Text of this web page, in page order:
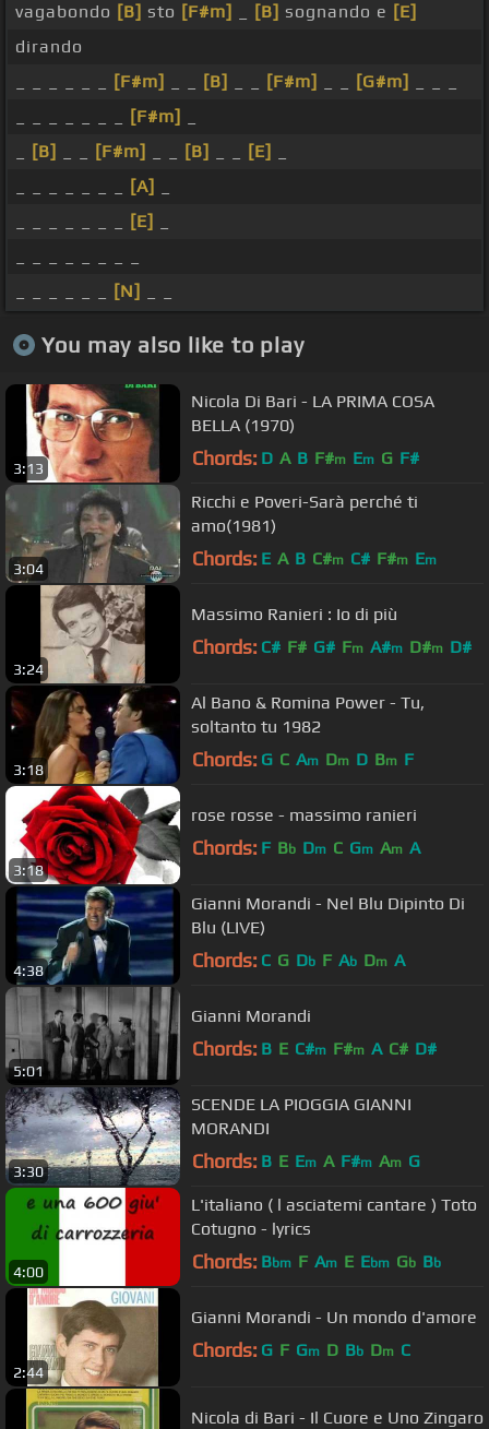
vagabondo [B] sto [F#m] [B] sognando e [E]
dirando
[F#m] [B] [F#m] [G#m]
[F#m]
[B] [F#m] [B] [E]
[A]
[E]
[N]
You may also like to play
3:13
Nicola Di Bari - LA PRIMA COSA
BELLA (1970)
Chords: D A B F#m Em G F#
3:04
Ricchi e Poveri-Sarà perché ti
amo(1981)
Chords: E A B C#m C# F#m Em
3:24
Massimo Ranieri : Io di più
Chords: C# F# G# Fm A#m D#m D#
3:18
Al Bano & Romina Power - Tu,
soltanto tu 1982
Chords: G C Am Dm D Bm F
3:18
rose rosse - massimo ranieri
Chords: F Bb Dm C Gm Am A
4:38
Gianni Morandi - Nel Blu Dipinto Di
Blu (LIVE)
Chords: C G Db F Ab Dm A
5:01
Gianni Morandi
Chords: B E C#m F#m A C# D#
3:30
SCENDE LA PIOGGIA GIANNI
MORANDI
Chords: B E Em A F#m Am G
4:00
L'italiano ( l asciatemi cantare ) Toto
Cotugno - lyrics
Chords: Bbm F Am E Ebm Gb Bb
2:44
Gianni Morandi - Un mondo d'amore
Chords: G F Gm D Bb Dm C
Nicola di Bari - Il Cuore e Uno Zingaro